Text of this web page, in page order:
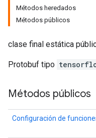
Métodos heredados
Métodos públicos
clase final estática
Protobuf tipo
Métodos públicos
Configuración de